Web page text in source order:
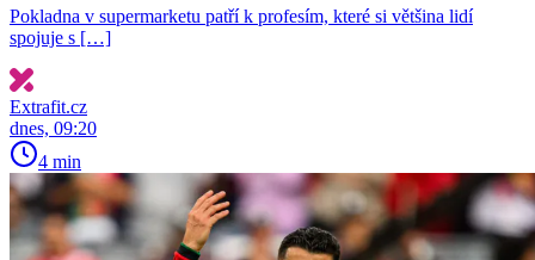
Pokladna v supermarketu patří k profesím, které si většina lidí
spojuje s […]
Extrafit.cz
dnes, 09:20
4 min